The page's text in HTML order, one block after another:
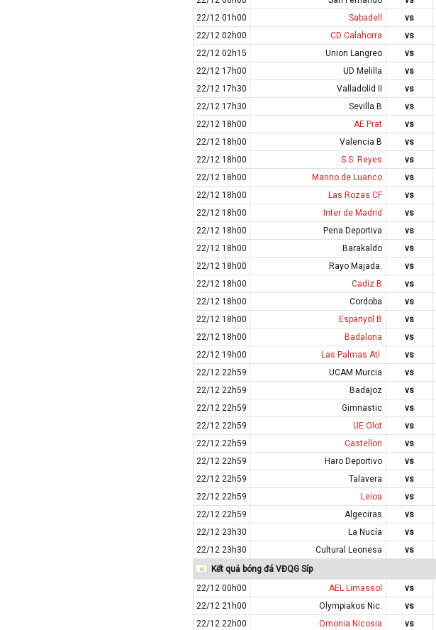
22/12 01h00
Sabadell vs
22/12 02h00
CD Calahorra vs
22/12 02h15
Union Langreo vs
22/12 17h00
UD Melilla vs
22/12 17h30
Valladolid II vs
22/12 17h30
Sevilla B vs
22/12 18h00
AE Prat vs
22/12 18h00
Valencia B vs
22/12 18h00
S.S. Reyes vs
22/12 18h00
Marino de Luanco vs
22/12 18h00
Las Rozas CF vs
22/12 18h00
Inter de Madrid vs
22/12 18h00
Pena Deportiva vs
22/12 18h00
Barakaldo vs
22/12 18h00
Rayo Majada. vs
22/12 18h00
Cadiz B vs
22/12 18h00
Cordoba vs
22/12 18h00
Espanyol B vs
22/12 18h00
Badalona vs
22/12 19h00
Las Palmas Atl. vs
22/12 22h59
UCAM Murcia vs
22/12 22h59
Badajoz vs
22/12 22h59
Gimnastic vs
22/12 22h59
UE Olot vs
22/12 22h59
Castellon vs
22/12 22h59
Haro Deportivo vs
22/12 22h59
Talavera vs
22/12 22h59
Leioa vs
22/12 22h59
Algeciras vs
22/12 23h30
La Nucía vs
22/12 23h30
Cultural Leonesa vs
Kết quả bóng đá VĐQG Síp
22/12 00h00
AEL Limassol vs
22/12 21h00
Olympiakos Nic. vs
22/12 22h00
Omonia Nicosia vs